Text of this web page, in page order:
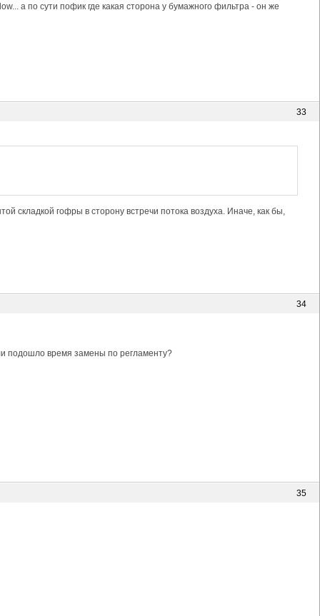
а по сути пофик где какая сторона у бумажного фильтра - он же
33
складкой гофры в сторону встречи потока воздуха. Иначе, как бы,
34
подошло время замены по регламенту?
35